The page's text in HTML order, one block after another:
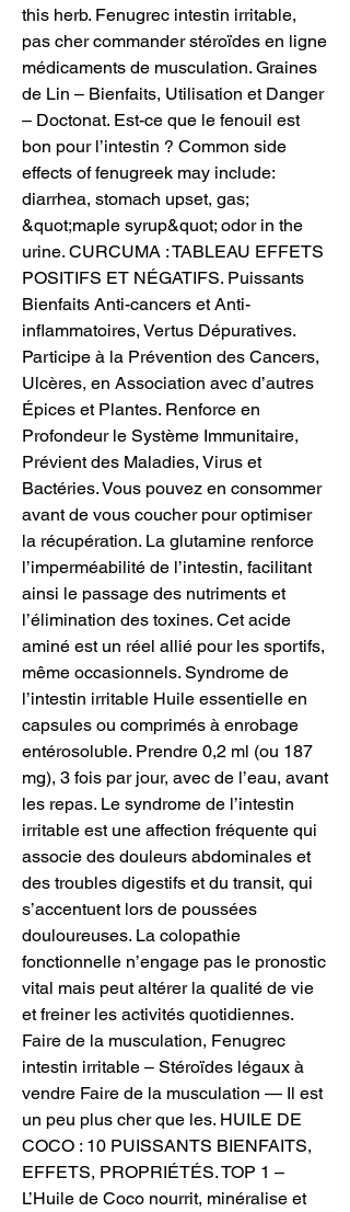
this herb. Fenugrec intestin irritable,
pas cher commander stéroïdes en ligne
médicaments de musculation. Graines
de Lin – Bienfaits, Utilisation et Danger
– Doctonat. Est-ce que le fenouil est
bon pour l’intestin ? Common side
effects of fenugreek may include:
diarrhea, stomach upset, gas;
&quot;maple syrup&quot; odor in the
urine. CURCUMA : TABLEAU EFFETS
POSITIFS ET NÉGATIFS. Puissants
Bienfaits Anti-cancers et Anti-
inflammatoires, Vertus Dépuratives.
Participe à la Prévention des Cancers,
Ulcères, en Association avec d’autres
Épices et Plantes. Renforce en
Profondeur le Système Immunitaire,
Prévient des Maladies, Virus et
Bactéries. Vous pouvez en consommer
avant de vous coucher pour optimiser
la récupération. La glutamine renforce
l’imperméabilité de l’intestin, facilitant
ainsi le passage des nutriments et
l’élimination des toxines. Cet acide
aminé est un réel allié pour les sportifs,
même occasionnels. Syndrome de
l’intestin irritable Huile essentielle en
capsules ou comprimés à enrobage
entérosoluble. Prendre 0,2 ml (ou 187
mg), 3 fois par jour, avec de l’eau, avant
les repas. Le syndrome de l’intestin
irritable est une affection fréquente qui
associe des douleurs abdominales et
des troubles digestifs et du transit, qui
s’accentuent lors de poussées
douloureuses. La colopathie
fonctionnelle n’engage pas le pronostic
vital mais peut altérer la qualité de vie
et freiner les activités quotidiennes.
Faire de la musculation, Fenugrec
intestin irritable – Stéroïdes légaux à
vendre Faire de la musculation — Il est
un peu plus cher que les. HUILE DE
COCO : 10 PUISSANTS BIENFAITS,
EFFETS, PROPRIÉTÉS. TOP 1 –
L’Huile de Coco nourrit, minéralise et